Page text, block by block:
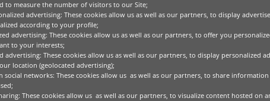
to measure the number of visitors to our Site;
advertising: These cookies allow us as well as our partners, to display
according to your profile;
advertising: These cookies allow us as well as our partners, to offer you
to your interests;
advertising: These cookies allow us as well as our partners, to display personalized
location (geolocated advertising);
social networks: These cookies allow us as well as our partners, to share
These cookies allow us as well as our partners, to visualize content hosted on